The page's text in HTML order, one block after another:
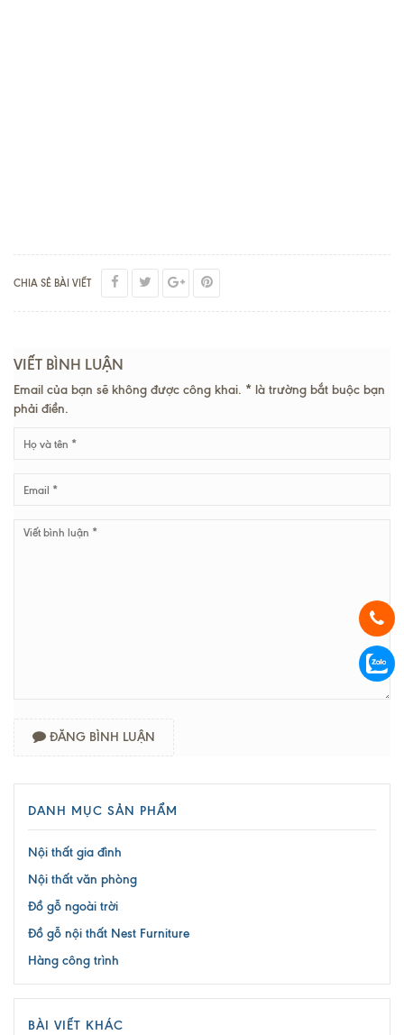
CHIA SẺ BÀI VIẾT
VIẾT BÌNH LUẬN
Email của bạn sẽ không được công khai. * là trường bắt buộc bạn
phải điền.
ĐĂNG BÌNH LUẬN
DANH MỤC SẢN PHẨM
Nội thất gia đình
Nội thất văn phòng
Đồ gỗ ngoài trời
Đồ gỗ nội thất Nest Furniture
Hàng công trình
BÀI VIẾT KHÁC